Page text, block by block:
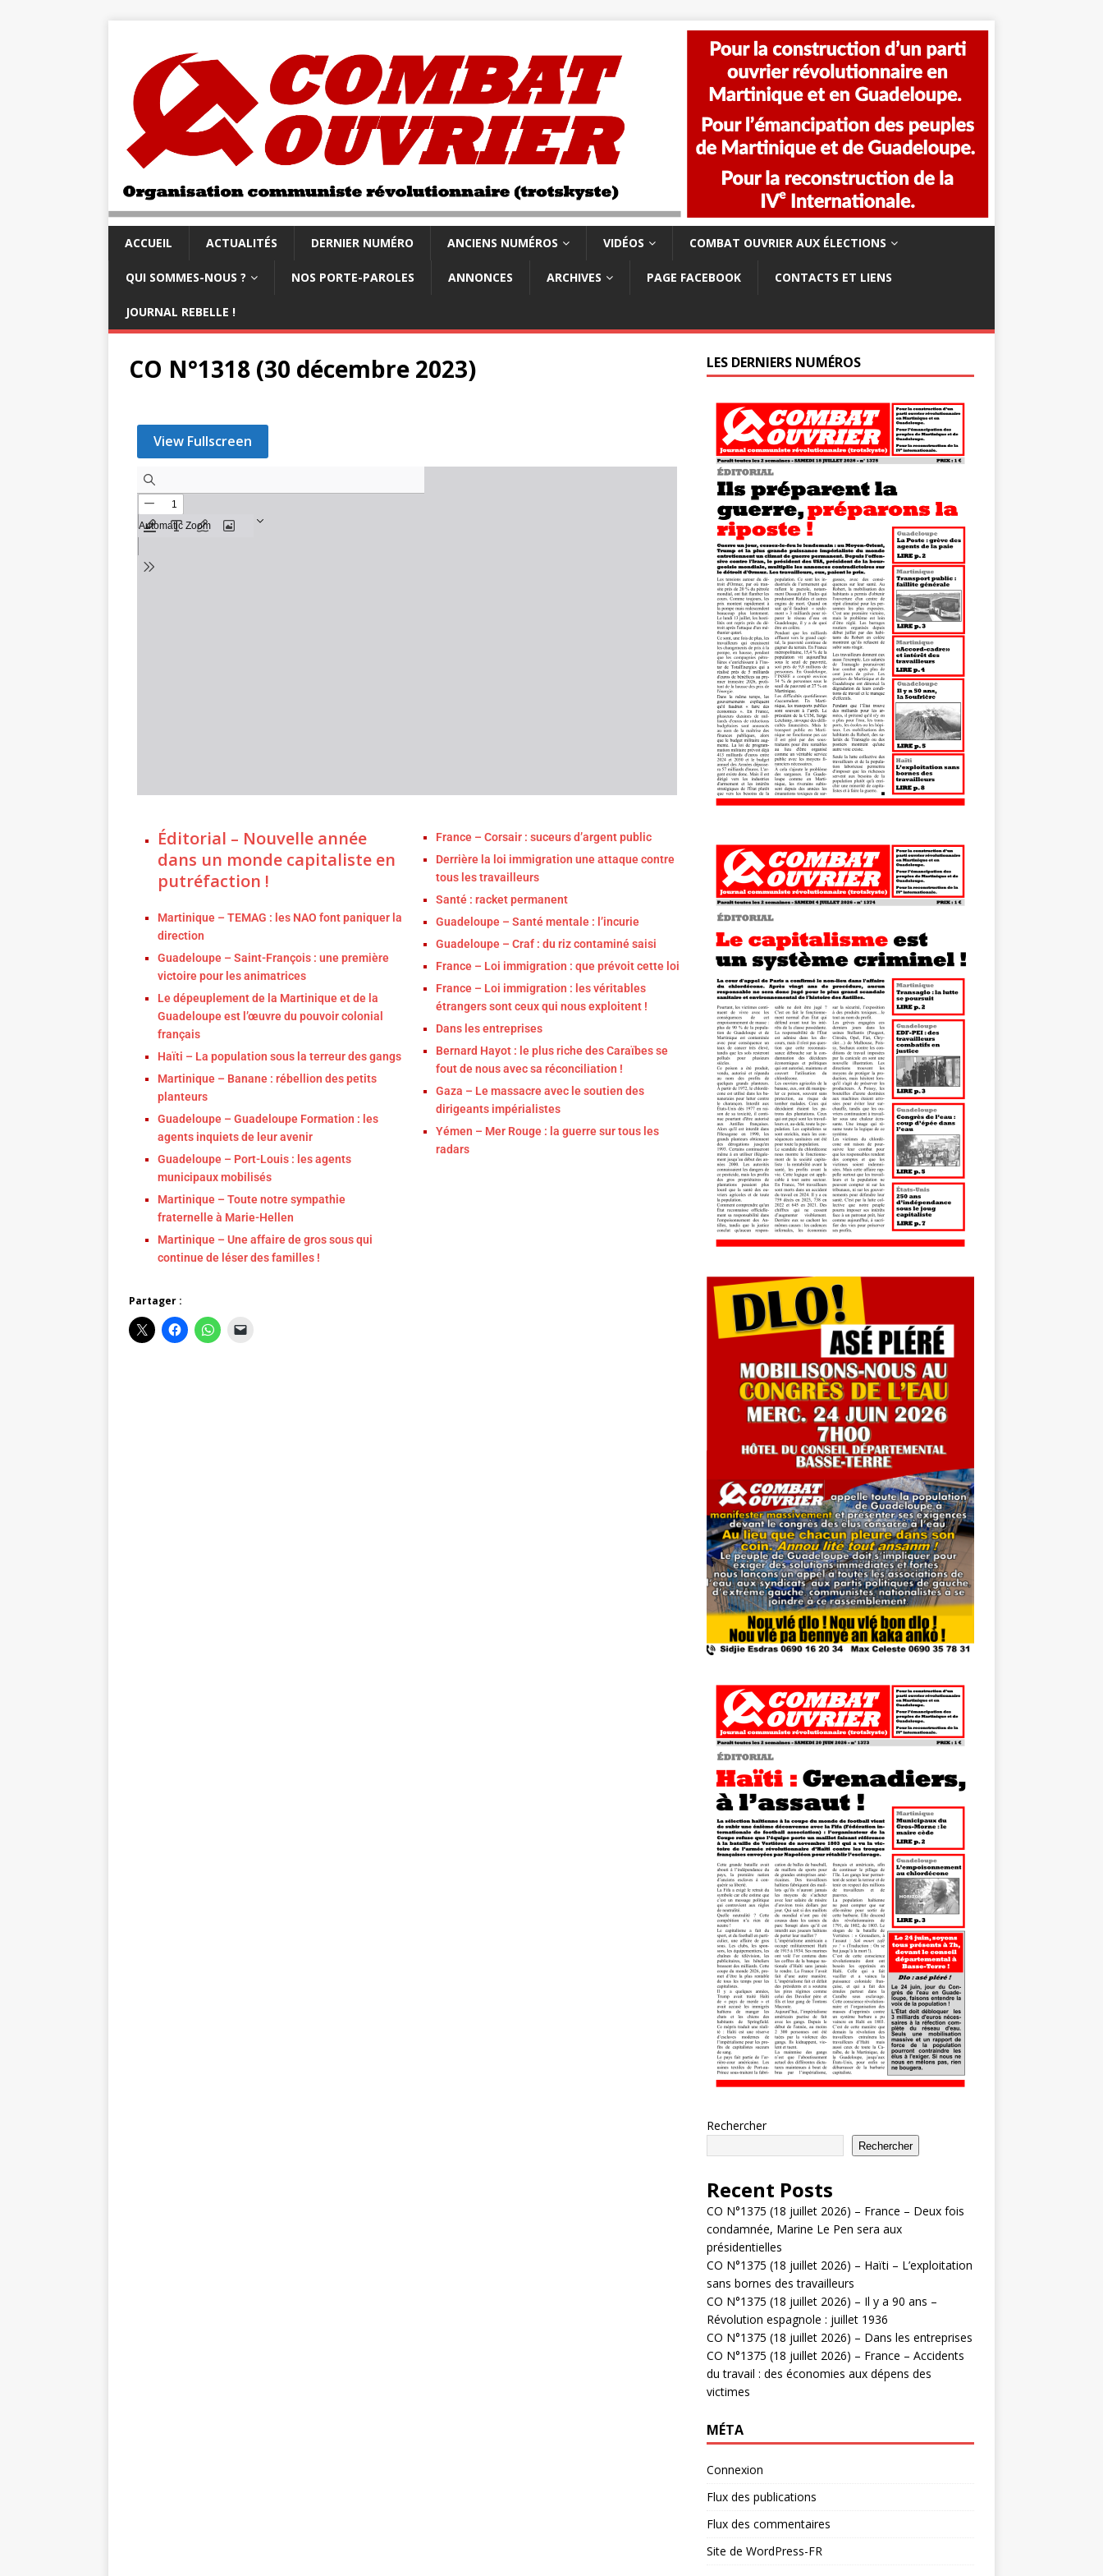
ACCUEIL ACTUALITÉS DERNIER NUMÉRO ANCIENS NUMÉROS VIDÉOS COMBAT OUVRIER AUX ÉLECTIONS
QUI SOMMES-NOUS ? NOS PORTE-PAROLES ANNONCES ARCHIVES PAGE FACEBOOK CONTACTS ET LIENS
JOURNAL REBELLE !
CO N°1318 (30 décembre 2023)
View Fullscreen
Éditorial – Nouvelle année
dans un monde capitaliste en
putréfaction !
Martinique – TEMAG : les NAO font paniquer la
direction
Guadeloupe – Saint-François : une première
victoire pour les animatrices
Le dépeuplement de la Martinique et de la
Guadeloupe est l’œuvre du pouvoir colonial
français
Haïti – La population sous la terreur des gangs
Martinique – Banane : rébellion des petits
planteurs
Guadeloupe – Guadeloupe Formation : les
agents inquiets de leur avenir
Guadeloupe – Port-Louis : les agents
municipaux mobilisés
Martinique – Toute notre sympathie
fraternelle à Marie-Hellen
Martinique – Une affaire de gros sous qui
continue de léser des familles !
France – Corsair : suceurs d’argent public
Derrière la loi immigration une attaque contre
tous les travailleurs
Santé : racket permanent
Guadeloupe – Santé mentale : l’incurie
Guadeloupe – Craf : du riz contaminé saisi
France – Loi immigration : que prévoit cette loi
France – Loi immigration : les véritables
étrangers sont ceux qui nous exploitent !
Dans les entreprises
Bernard Hayot : le plus riche des Caraïbes se
fout de nous avec sa réconciliation !
Gaza – Le massacre avec le soutien des
dirigeants impérialistes
Yémen – Mer Rouge : la guerre sur tous les
radars
Partager :
LES DERNIERS NUMÉROS
Rechercher
Rechercher
Recent Posts
CO N°1375 (18 juillet 2026) – France – Deux fois
condamnée, Marine Le Pen sera aux
présidentielles
CO N°1375 (18 juillet 2026) – Haïti – L’exploitation
sans bornes des travailleurs
CO N°1375 (18 juillet 2026) – Il y a 90 ans –
Révolution espagnole : juillet 1936
CO N°1375 (18 juillet 2026) – Dans les entreprises
CO N°1375 (18 juillet 2026) – France – Accidents
du travail : des économies aux dépens des
victimes
MÉTA
Connexion
Flux des publications
Flux des commentaires
Site de WordPress-FR